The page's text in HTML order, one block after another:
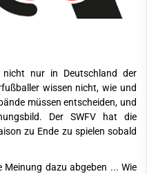
nur in Deutschland der
wissen nicht, wie und
müssen entscheiden, und
Der SWFV hat die
zu Ende zu spielen sobald
Meinung dazu abgeben ... Wie